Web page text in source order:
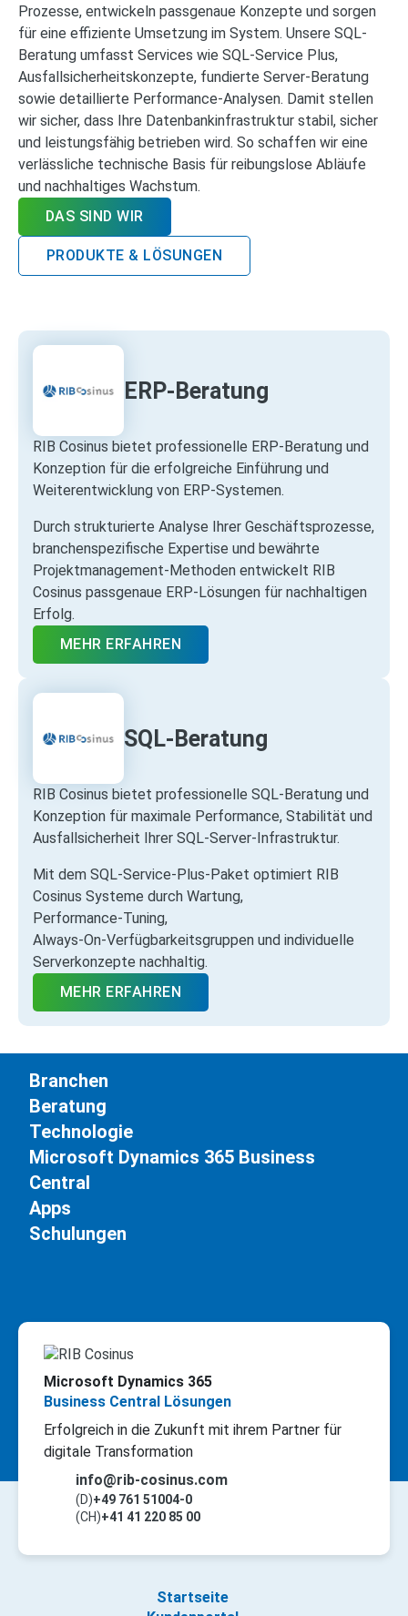
Prozesse, entwickeln passgenaue Konzepte und sorgen
für eine effiziente Umsetzung im System. Unsere SQL-
Beratung umfasst Services wie SQL‑Service Plus,
Ausfallsicherheitskonzepte, fundierte Server‑Beratung
sowie detaillierte Performance‑Analysen. Damit stellen
wir sicher, dass Ihre Datenbankinfrastruktur stabil, sicher
und leistungsfähig betrieben wird. So schaffen wir eine
verlässliche technische Basis für reibungslose Abläufe
und nachhaltiges Wachstum.
DAS SIND WIR
PRODUKTE & LÖSUNGEN
ERP-Beratung
RIB Cosinus bietet professionelle ERP‑Beratung und
Konzeption für die erfolgreiche Einführung und
Weiterentwicklung von ERP‑Systemen.
Durch strukturierte Analyse Ihrer Geschäftsprozesse,
branchenspezifische Expertise und bewährte
Projektmanagement‑Methoden entwickelt RIB
Cosinus passgenaue ERP‑Lösungen für nachhaltigen
Erfolg.
MEHR ERFAHREN
SQL-Beratung
RIB Cosinus bietet professionelle SQL‑Beratung und
Konzeption für maximale Performance, Stabilität und
Ausfallsicherheit Ihrer SQL‑Server‑Infrastruktur.
Mit dem SQL‑Service‑Plus‑Paket optimiert RIB
Cosinus Systeme durch Wartung,
Performance‑Tuning,
Always‑On‑Verfügbarkeitsgruppen und individuelle
Serverkonzepte nachhaltig.
MEHR ERFAHREN
Branchen
Beratung
Technologie
Microsoft Dynamics 365 Business
Central
Apps
Schulungen
Microsoft Dynamics 365
Business Central Lösungen
Erfolgreich in die Zukunft mit ihrem Partner für
digitale Transformation
info@rib-cosinus.com
(D)+49 761 51004-0
(CH)+41 41 220 85 00
Startseite